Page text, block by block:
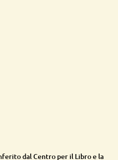
dal Centro per il Libro e la